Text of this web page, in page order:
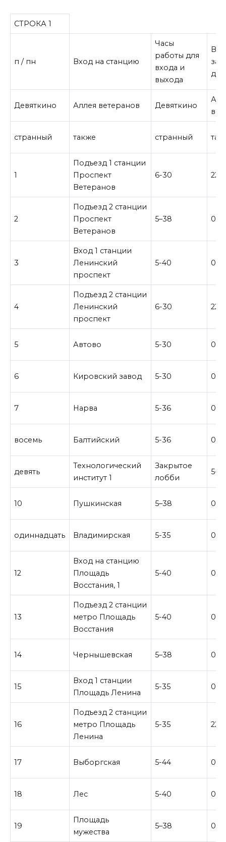
СТРОКА 1
п / пн Вход на станцию
Часы
работы для
входа и
выхода
Девяткино Аллея ветеранов Девяткино
странный также странный
1
Подъезд 1 станции
Проспект
Ветеранов
6-30 22-
2
Подъезд 2 станции
Проспект
Ветеранов
5–38 0-
3
Вход 1 станции
Ленинский
проспект
5-40 0-
4
Подъезд 2 станции
Ленинский
проспект
6-30 22-
5 Автово 5-30 0-
6 Кировский завод 5-30 0-
7 Нарва 5-36
восемь Балтийский 5-36 0-
девять
Технологический
институт 1
Закрытое
лобби
5-
10 Пушкинская 5–38
одиннадцать Владимирская 5-35
12
Вход на станцию ​​
Площадь
Восстания, 1
5-40 0-
13
Подъезд 2 станции
метро Площадь
Восстания
5-40 0-
14 Чернышевская 5–38 0-
15
Вход 1 станции
Площадь Ленина
5-35
16
Подъезд 2 станции
метро Площадь
Ленина
5-35 22-
17 Выборгская 5-44 0-
18 Лес 5-40 0-
19
Площадь
мужества
5–38